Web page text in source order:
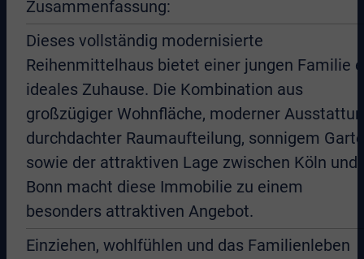
Zusammenfassung:
Dieses vollständig modernisierte
Reihenmittelhaus bietet einer jungen Familie
ideales Zuhause. Die Kombination aus
großzügiger Wohnfläche, moderner
durchdachter Raumaufteilung, sonnigem
sowie der attraktiven Lage zwischen Köln und
Bonn macht diese Immobilie zu einem
besonders attraktiven Angebot.
Einziehen, wohlfühlen und das Familienleben